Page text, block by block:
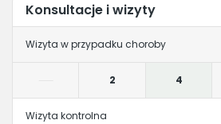
Konsultacje i wizyty
Wizyta w przypadku choroby
2 4
Wizyta kontrolna